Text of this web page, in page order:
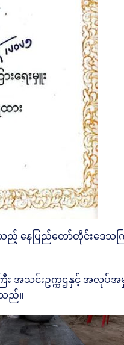
နေပြည်တော်တိုင်းဒေသကြီ
သင်းဥက္ကဌနှင့် အလုပ်အမှု
သည်။